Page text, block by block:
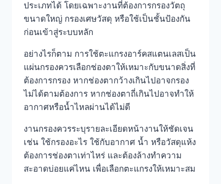
ประเภทได้ โดยเฉพาะงานที่ต้องการกรองวัตถุ
ขนาดใหญ่ กรองเศษวัสดุ หรือใช้เป็นชั้นป้องกัน
ก่อนเข้าสู่ระบบหลัก
อย่างไรก็ตาม การใช้ตะแกรงอาร์คสแตนเลสเป็น
แผ่นกรองควรเลือกช่องตาให้เหมาะกับขนาดสิ่งที่
ต้องการกรอง หากช่องตากว้างเกินไปอาจกรอง
ไม่ได้ตามต้องการ หากช่องตาถี่เกินไปอาจทำให้
อากาศหรือน้ำไหลผ่านได้ไม่ดี
งานกรองควรระบุรายละเอียดหน้างานให้ชัดเจน
เช่น ใช้กรองอะไร ใช้กับอากาศ น้ำ หรือวัสดุแห้ง
ต้องการช่องตาเท่าไหร่ และต้องล้างทำความ
สะอาดบ่อยแค่ไหน เพื่อเลือกตะแกรงให้เหมาะสม